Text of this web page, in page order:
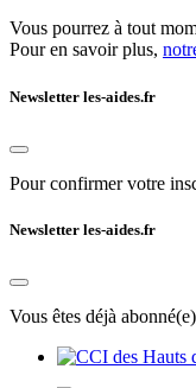
Vous pourrez à tout
Pour en savoir plus,
Newsletter les-aides.fr
Pour confirmer votre
Newsletter les-aides.fr
Vous êtes déjà